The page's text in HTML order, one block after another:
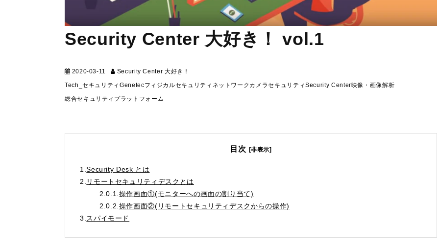
Security Center 大好き！ vol.1
2020-03-11 Security Center 大好き！
Tech_セキュリティGenetecフィジカルセキュリティ ネットワークカメラセキュリティSecurity Center映像・画像解析
総合セキュリティプラットフォーム
目次 [非表示]
1.Security Desk とは
2. リモートセキュリティデスクとは
2.0.1. 操作画面①(モニターへの画面の割り当て)
2.0.2. 操作画面②(リモートセキュリティデスクからの操作)
3. スパイモード